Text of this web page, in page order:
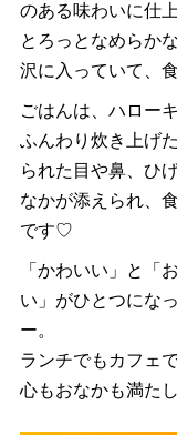
のある味わいに仕
とろっとなめらか
沢に入っていて、
ごはんは、ハロー
ふんわり炊き上げ
られた目や鼻、ひ
なかが添えられ、
です♡
「かわいい」と「
い」がひとつにな
ー。
ランチでもカフェ
心もおなかも満た